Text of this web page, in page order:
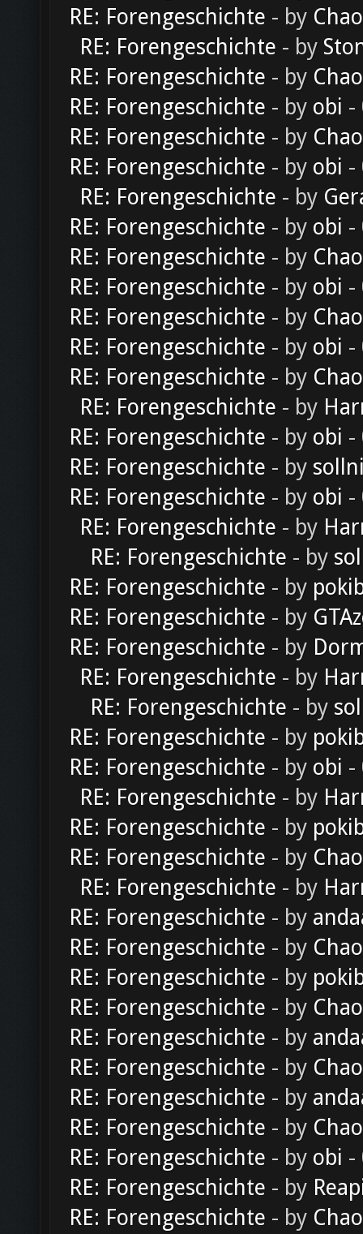
RE: Forengeschichte - by
RE: Forengeschichte - by
RE: Forengeschichte - by
RE: Forengeschichte - by obi -
RE: Forengeschichte - by
RE: Forengeschichte - by obi -
RE: Forengeschichte - by
RE: Forengeschichte - by obi -
RE: Forengeschichte - by
RE: Forengeschichte - by obi -
RE: Forengeschichte - by
RE: Forengeschichte - by obi -
RE: Forengeschichte - by
RE: Forengeschichte - by
RE: Forengeschichte - by obi -
RE: Forengeschichte - by
RE: Forengeschichte - by obi -
RE: Forengeschichte - by
RE: Forengeschichte - by
RE: Forengeschichte - by
RE: Forengeschichte - by
RE: Forengeschichte - by
RE: Forengeschichte - by
RE: Forengeschichte - by
RE: Forengeschichte - by
RE: Forengeschichte - by obi -
RE: Forengeschichte - by
RE: Forengeschichte - by
RE: Forengeschichte - by
RE: Forengeschichte - by
RE: Forengeschichte - by
RE: Forengeschichte - by
RE: Forengeschichte - by
RE: Forengeschichte - by
RE: Forengeschichte - by
RE: Forengeschichte - by
RE: Forengeschichte - by
RE: Forengeschichte - by
RE: Forengeschichte - by obi -
RE: Forengeschichte - by
RE: Forengeschichte - by